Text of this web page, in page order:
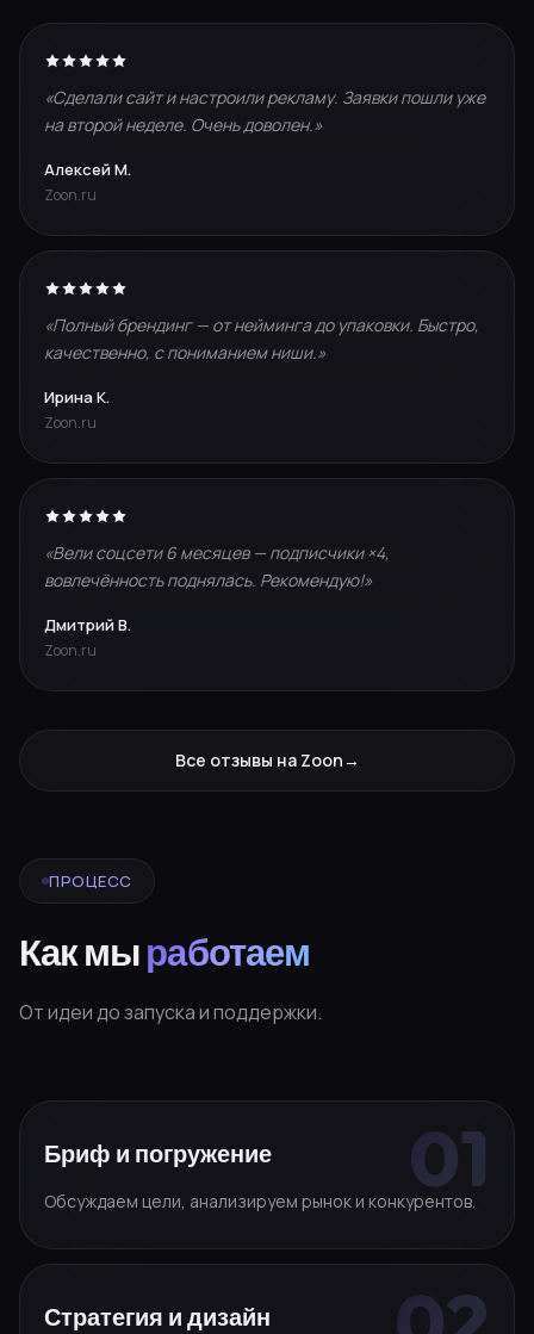
«Сделали сайт и настроили рекламу. Заявки пошли уже
на второй неделе. Очень доволен.»
Алексей М.
Zoon.ru
«Полный брендинг — от нейминга до упаковки. Быстро,
качественно, с пониманием ниши.»
Ирина К.
Zoon.ru
«Вели соцсети 6 месяцев — подписчики ×4,
вовлечённость поднялась. Рекомендую!»
Дмитрий В.
Zoon.ru
Все отзывы на Zoon→
ПРОЦЕСС
Как мыработаем
От идеи до запуска и поддержки.
Бриф и погружение
Обсуждаем цели, анализируем рынок и конкурентов.
Стратегия и дизайн